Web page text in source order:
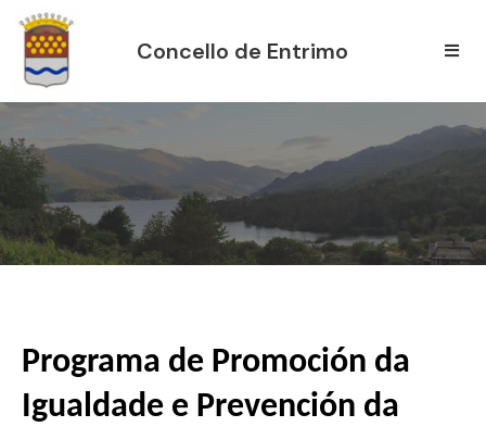
Concello de Entrimo
Programa de Promoción da
Igualdade e Prevención da